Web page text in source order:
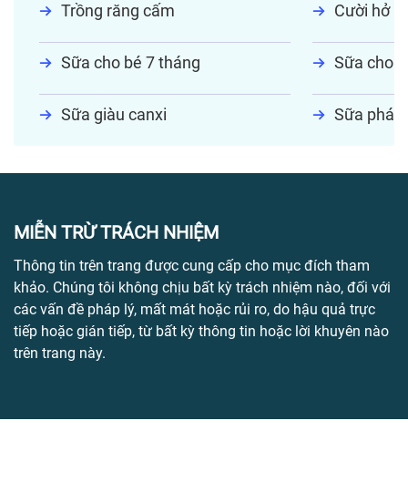
Trồng răng cấm Cười hở
Sữa cho bé 7 tháng Sữa cho
Sữa giàu canxi Sữa phát
MIỄN TRỪ TRÁCH NHIỆM
Thông tin trên trang được cung cấp cho mục đích tham
khảo. Chúng tôi không chịu bất kỳ trách nhiệm nào, đối với
các vấn đề pháp lý, mất mát hoặc rủi ro, do hậu quả trực
tiếp hoặc gián tiếp, từ bất kỳ thông tin hoặc lời khuyên nào
trên trang này.